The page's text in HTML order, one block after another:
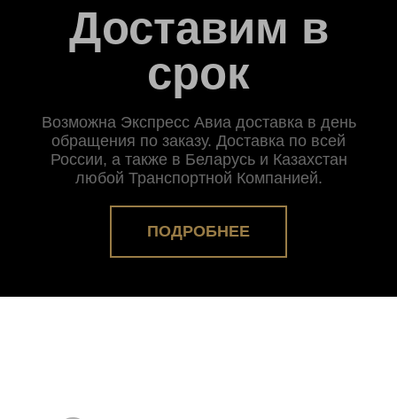
Доставим в
срок
Возможна Экспресс Авиа доставка в день
обращения по заказу. Доставка по всей
России, а также в Беларусь и Казахстан
любой Транспортной Компанией.
ПОДРОБНЕЕ